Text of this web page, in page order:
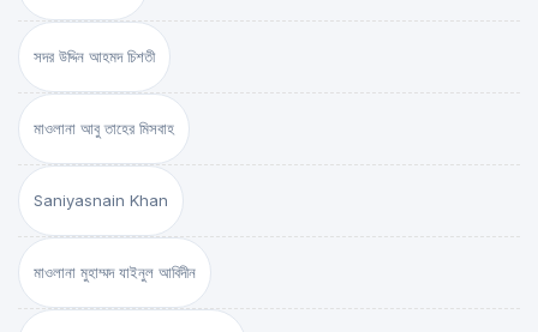
সদর উদ্দিন আহমদ চিশতী
মাওলানা আবু তাহের মিসবাহ
Saniyasnain Khan
মাওলানা মুহাম্মদ যাইনুল আবিদীন